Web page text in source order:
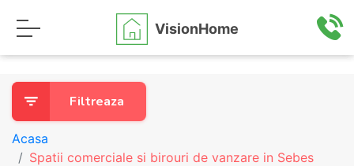
VisionHome
Filtreaza
Acasa
Spatii comerciale si birouri de vanzare in Sebes